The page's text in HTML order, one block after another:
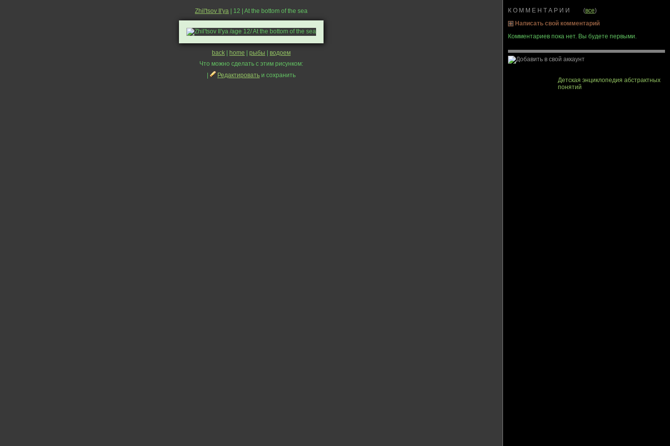
Zhil'tsov Il'ya | 12 | At the bottom of the sea
back home рыбы
водоем
Что можно сделать с этим рисунком:
Редактировать и сохранить
К О М М Е Н Т А Р И И (все)
Написать свой комментарий
Комментариев пока нет. Вы будете первыми.
Детская энциклопедия абстрактных
понятий